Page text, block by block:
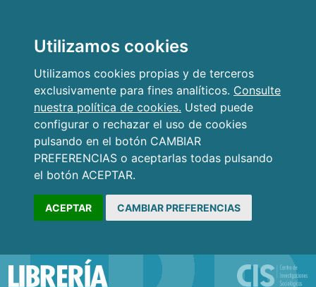
Utilizamos cookies
Utilizamos cookies propias y de terceros
exclusivamente para fines analíticos. Consulte
nuestra política de cookies. Usted puede
configurar o rechazar el uso de cookies
pulsando en el botón CAMBIAR
PREFERENCIAS o aceptarlas todas pulsando
el botón ACEPTAR.
ACEPTAR CAMBIAR PREFERENCIAS